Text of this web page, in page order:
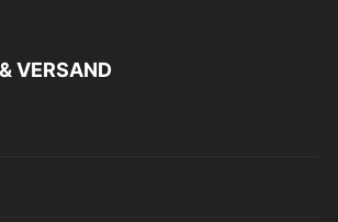
VERSAND